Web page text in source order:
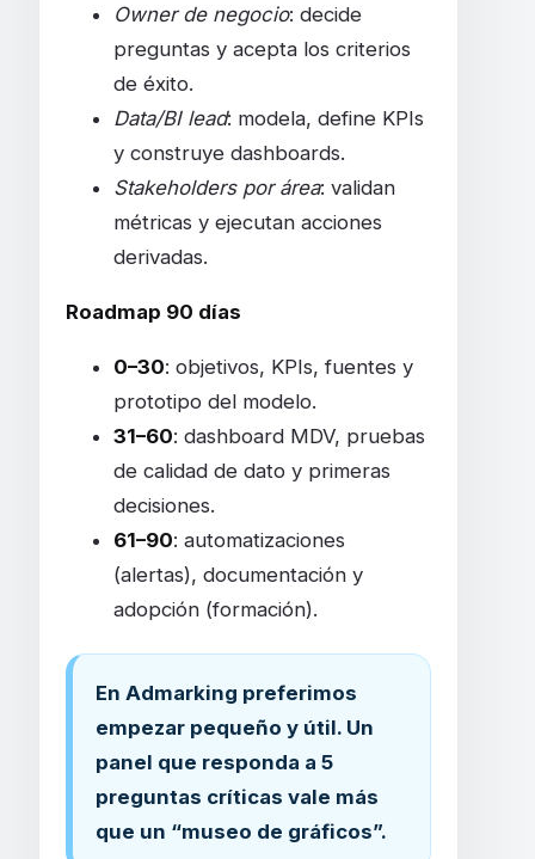
Owner de negocio: decide
preguntas y acepta los criterios
de éxito.
Data/BI lead: modela, define KPIs
y construye dashboards.
Stakeholders por área: validan
métricas y ejecutan acciones
derivadas.
Roadmap 90 días
0–30: objetivos, KPIs, fuentes y
prototipo del modelo.
31–60: dashboard MDV, pruebas
de calidad de dato y primeras
decisiones.
61–90: automatizaciones
(alertas), documentación y
adopción (formación).
En Admarking preferimos
empezar pequeño y útil. Un
panel que responda a 5
preguntas críticas vale más
que un “museo de gráficos”.